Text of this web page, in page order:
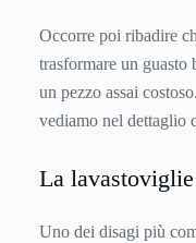
Occorre poi ribadire
trasformare un guasto
un pezzo assai
vediamo nel dettaglio
La
Uno dei disagi più